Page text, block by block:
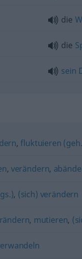
die
die
sein
,fluktuieren
, verändern,
, (sich) verändern
, mutieren,